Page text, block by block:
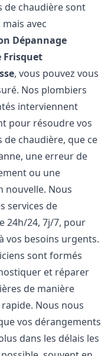
de chaudière sont
avec
Dépannage
Frisquet
, vous pouvez vous
Nos plombiers
interviennent
pour résoudre vos
de chaudière, que ce
une erreur de
ou une
nouvelle. Nous
services de
24h/24, 7j/7, pour
vos besoins urgents.
sont formés
et réparer
de manière
Nous nous
vos dérangements
dans les délais les